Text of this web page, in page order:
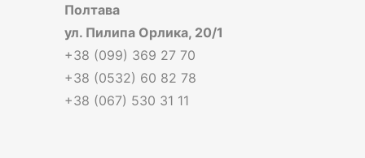
Полтава
ул. Пилипа Орлика, 20/1
+38 (099) 369 27 70
+38 (0532) 60 82 78
+38 (067) 530 31 11